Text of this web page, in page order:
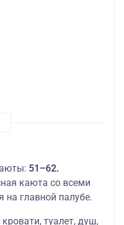
51–62.
каюта со всеми
на главной палубе.
туалет, душ,